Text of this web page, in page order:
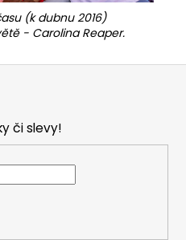
(k dubnu 2016)
- Carolina Reaper.
či slevy!